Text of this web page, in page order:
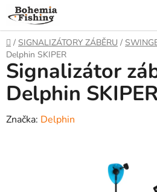
Přejít
na
obsah
Domů
/ SIGNALIZÁTORY ZÁBĚRU /
Delphin SKIPER
Signalizátor
Delphin SKIPER
Značka: Delphin